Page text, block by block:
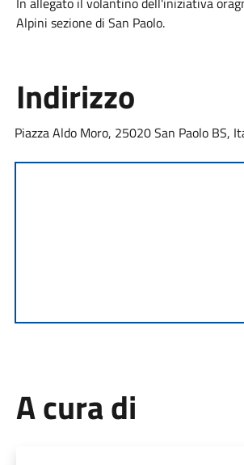
Alpini sezione di San Paolo.
Indirizzo
Piazza Aldo Moro, 25020 San Paolo BS,
A cura di